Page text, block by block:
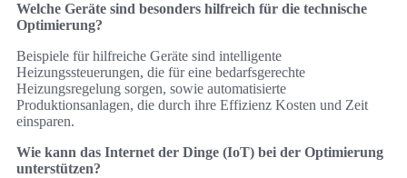
Welche Geräte sind besonders hilfreich für die technische
Optimierung?
Beispiele für hilfreiche Geräte sind intelligente
Heizungssteuerungen, die für eine bedarfsgerechte
Heizungsregelung sorgen, sowie automatisierte
Produktionsanlagen, die durch ihre Effizienz Kosten und Zeit
einsparen.
Wie kann das Internet der Dinge (IoT) bei der Optimierung
unterstützen?